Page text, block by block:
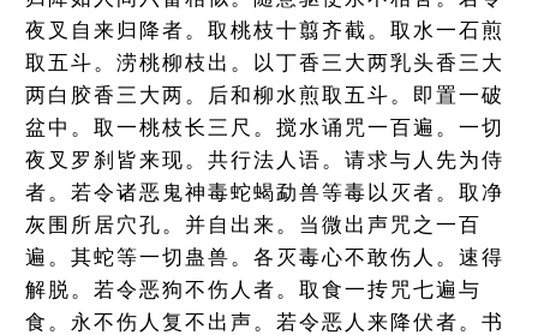
夜叉自来归降者。取桃枝十翦齐截。取水一石煎
取五斗。涝桃柳枝出。以丁香三大两乳头香三大
两白胶香三大两。后和柳水煎取五斗。即置一破
盆中。取一桃枝长三尺。搅水诵咒一百遍。一切
夜叉罗刹皆来现。共行法人语。请求与人先为侍
者。若令诸恶鬼神毒蛇蝎勐兽等毒以灭者。取净
灰围所居穴孔。并自出来。当微出声咒之一百
遍。其蛇等一切蛊兽。各灭毒心不敢伤人。速得
解脱。若令恶狗不伤人者。取食一抟咒七遍与
食。永不伤人复不出声。若令恶人来降伏者。书